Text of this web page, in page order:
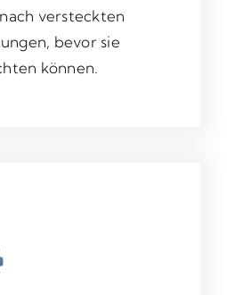
versteckten
bevor sie
können.